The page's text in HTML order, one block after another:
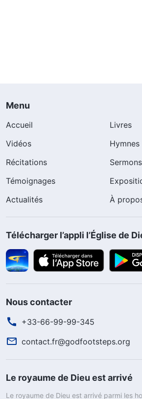
Menu
Accueil
Livres
Vidéos
Hymnes
Récitations
Témoignages
Actualités
À
Télécharger l’appli l’Église de
Nous contacter
+33-66-99-99-345
contact.fr@godfootsteps.org
Le royaume de Dieu est arrivé
Le royaume de Dieu est arrivé parmi les